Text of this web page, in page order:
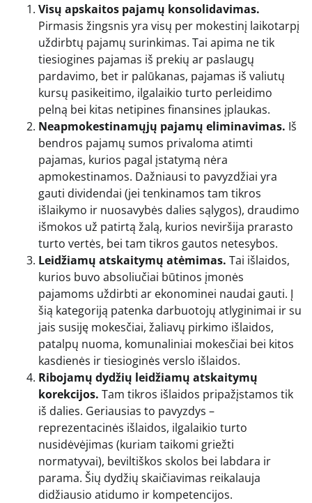
Visų apskaitos pajamų konsolidavimas.
Pirmasis žingsnis yra visų per mokestinį laikotarpį
uždirbtų pajamų surinkimas. Tai apima ne tik
tiesiogines pajamas iš prekių ar paslaugų
pardavimo, bet ir palūkanas, pajamas iš valiutų
kursų pasikeitimo, ilgalaikio turto perleidimo
pelną bei kitas netipines finansines įplaukas.
Neapmokestinamųjų pajamų eliminavimas. Iš
bendros pajamų sumos privaloma atimti
pajamas, kurios pagal įstatymą nėra
apmokestinamos. Dažniausi to pavyzdžiai yra
gauti dividendai (jei tenkinamos tam tikros
išlaikymo ir nuosavybės dalies sąlygos), draudimo
išmokos už patirtą žalą, kurios neviršija prarasto
turto vertės, bei tam tikros gautos netesybos.
Leidžiamų atskaitymų atėmimas. Tai išlaidos,
kurios buvo absoliučiai būtinos įmonės
pajamoms uždirbti ar ekonominei naudai gauti. Į
šią kategoriją patenka darbuotojų atlyginimai ir su
jais susiję mokesčiai, žaliavų pirkimo išlaidos,
patalpų nuoma, komunaliniai mokesčiai bei kitos
kasdienės ir tiesioginės verslo išlaidos.
Ribojamų dydžių leidžiamų atskaitymų
korekcijos. Tam tikros išlaidos pripažįstamos tik
iš dalies. Geriausias to pavyzdys –
reprezentacinės išlaidos, ilgalaikio turto
nusidėvėjimas (kuriam taikomi griežti
normatyvai), beviltiškos skolos bei labdara ir
parama. Šių dydžių skaičiavimas reikalauja
didžiausio atidumo ir kompetencijos.